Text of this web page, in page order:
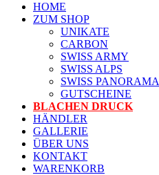
HOME
ZUM SHOP
UNIKATE
CARBON
SWISS ARMY
SWISS ALPS
SWISS PANORAMA
GUTSCHEINE
BLACHEN DRUCK
HÄNDLER
GALLERIE
ÜBER UNS
KONTAKT
WARENKORB